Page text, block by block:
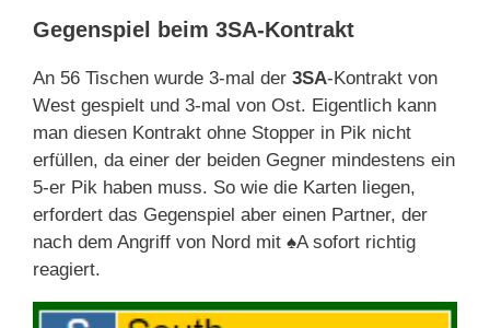
Gegenspiel beim 3SA-Kontrakt
An 56 Tischen wurde 3-mal der 3SA-Kontrakt von
West gespielt und 3-mal von Ost. Eigentlich kann
man diesen Kontrakt ohne Stopper in Pik nicht
erfüllen, da einer der beiden Gegner mindestens ein
5-er Pik haben muss. So wie die Karten liegen,
erfordert das Gegenspiel aber einen Partner, der
nach dem Angriff von Nord mit ♠A sofort richtig
reagiert.